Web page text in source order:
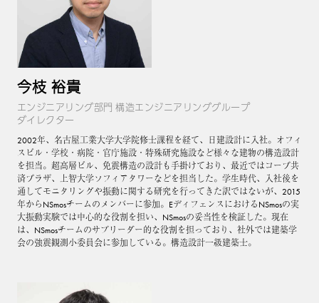
今枝 裕貴
エンジニアリング部門 構造エンジニアリンググループ
ダイレクター
2002年、名古屋工業大学大学院修士課程を経て、日建設計に入社。オフィ
スビル・学校・病院・官庁施設・特殊研究施設など様々な建物の構造設計
を担当。超高層ビル、免震構造の設計も手掛けており、最近ではコープ共
済プラザ、上智大学ソフィアタワーなどを担当した。学生時代、入社後を
通してモニタリングや振動に関する研究を行ってきた訳ではないが、2015
年からNSmosチームのメンバーに参加。EディフェンスにおけるNSmosの実
大振動実験では中心的な役割を担い、NSmosの妥当性を検証した。現在
は、NSmosチームのサブリーダー的な役割を担っており、社外では建築学
会の強震観測小委員会に参加している。構造設計一級建築士。